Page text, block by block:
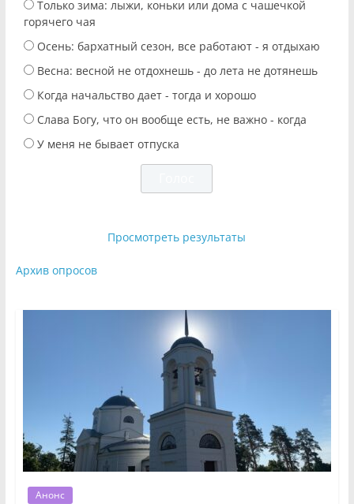
Только зима: лыжи, коньки или дома с чашечкой
горячего чая
Осень: бархатный сезон, все работают - я отдыхаю
Весна: весной не отдохнешь - до лета не дотянешь
Когда начальство дает - тогда и хорошо
Слава Богу, что он вообще есть, не важно - когда
У меня не бывает отпуска
Просмотреть результаты
Архив опросов
Анонс